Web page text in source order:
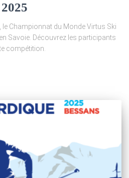
le Championnat du Monde Virtus Ski
Savoie. Découvrez les participants
compétition.